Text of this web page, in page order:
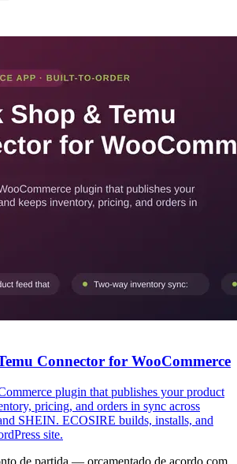
Connector for WooCommerce
plugin that publishes your product
pricing, and orders in sync across
SHEIN. ECOSIRE builds, installs, and
site.
de partida — orçamentado de acordo com